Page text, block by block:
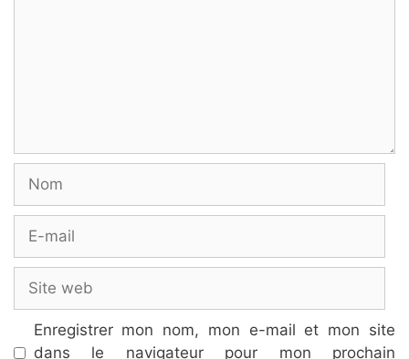
mail
web
Enregistrer mon nom, mon e-mail et mon site
dans le navigateur pour mon prochain